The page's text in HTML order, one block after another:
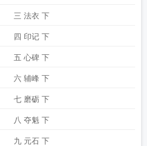
三 法衣 下
四 印记 下
五 心碑 下
六 辅峰 下
七 磨砺 下
八 夺魁 下
九 元石 下